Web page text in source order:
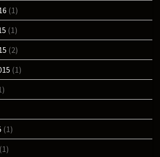
(1)
(1)
(2)
(1)
(1)
(1)